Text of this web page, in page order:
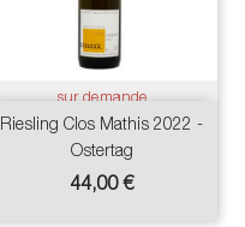
sur demande
Riesling Clos Mathis 2022 -
Ostertag
Prix
44,00 €